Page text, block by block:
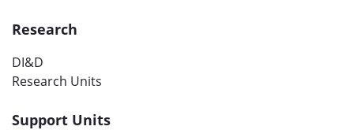
Research
DI&D
Research Units
Support Units